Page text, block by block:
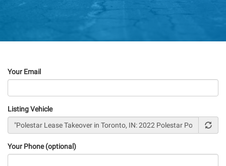
Your Email
Listing Vehicle
Your Phone (optional)